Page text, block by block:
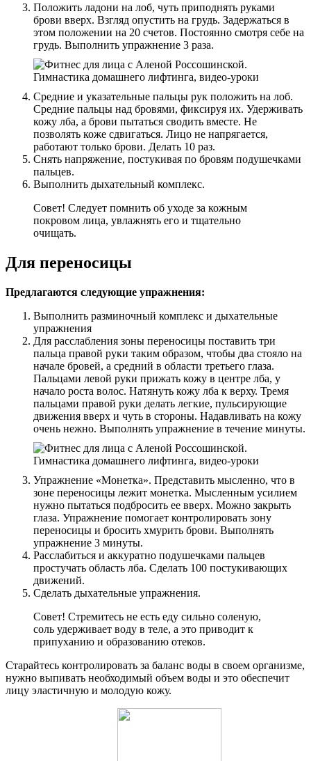
Положить ладони на лоб, чуть приподнять руками
брови вверх. Взгляд опустить на грудь. Задержаться в
этом положении на 20 счетов. Постоянно смотря себе на
грудь. Выполнить упражнение 3 раза.
Средние и указательные пальцы рук положить на лоб.
Средние пальцы над бровями, фиксируя их. Удерживать
кожу лба, а брови пытаться сводить вместе. Не
позволять коже сдвигаться. Лицо не напрягается,
работают только брови. Делать 10 раз.
Снять напряжение, постукивая по бровям подушечками
пальцев.
Выполнить дыхательный комплекс.
Совет! Следует помнить об уходе за кожным
покровом лица, увлажнять его и тщательно
очищать.
Для переносицы
Предлагаются следующие упражнения:
Выполнить разминочный комплекс и дыхательные
упражнения
Для расслабления зоны переносицы поставить три
пальца правой руки таким образом, чтобы два стояло на
начале бровей, а средний в области третьего глаза.
Пальцами левой руки прижать кожу в центре лба, у
начало роста волос. Натянуть кожу лба к верху. Тремя
пальцами правой руки делать легкие, пульсирующие
движения вверх и чуть в стороны. Надавливать на кожу
очень нежно. Выполнять упражнение в течение минуты.
Упражнение «Монетка». Представить мысленно, что в
зоне переносицы лежит монетка. Мысленным усилием
нужно пытаться подбросить ее вверх. Можно закрыть
глаза. Упражнение помогает контролировать зону
переносицы и бросить хмурить брови. Выполнять
упражнение 3 минуты.
Расслабиться и аккуратно подушечками пальцев
простучать область лба. Сделать 100 постукивающих
движений.
Сделать дыхательные упражнения.
Совет! Стремитесь не есть еду сильно соленую,
соль удерживает воду в теле, а это приводит к
припуханию и образованию отеков.
Старайтесь контролировать за баланс воды в своем организме,
нужно выпивать необходимый объем воды и это обеспечит
лицу эластичную и молодую кожу.